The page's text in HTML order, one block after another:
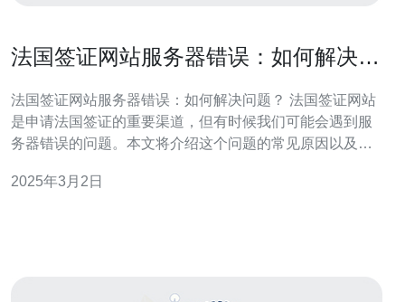
法国签证网站服务器错误：如何解决问
法国签证网站服务器错误：如何解决问题？ 法国签证网站
是申请法国签证的重要渠道，但有时候我们可能会遇到服
务器错误的问题。本文将介绍这个问题的常见原因以及解
站时，可能会遇到以下几种服务器错误： 错误代码500：
2025年3月2日